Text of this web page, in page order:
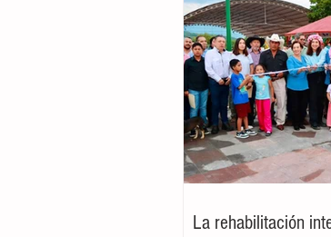
La rehabilitación